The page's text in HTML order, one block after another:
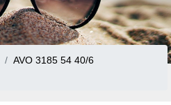
AVO 3185 54 40/6